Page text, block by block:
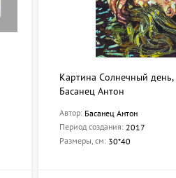
Картина Солнечный
Басанец Антон
Автор: Басанец Антон
Период создания: 2017
Размеры, см: 30*40